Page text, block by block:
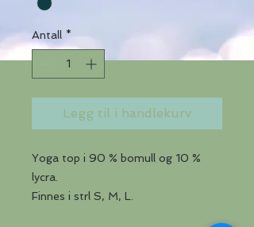
Antall *
Legg til i handlekurv
Yoga top i 90 % bomull og 10 %
lycra.
Finnes i strl S, M, L.